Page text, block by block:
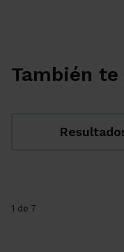
También
1 de 7